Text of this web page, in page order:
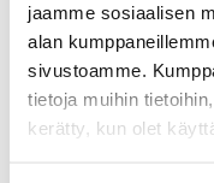
jaamme sosiaalisen
alan
sivustoamme.
tietoja muihin
kerätty, kun olet